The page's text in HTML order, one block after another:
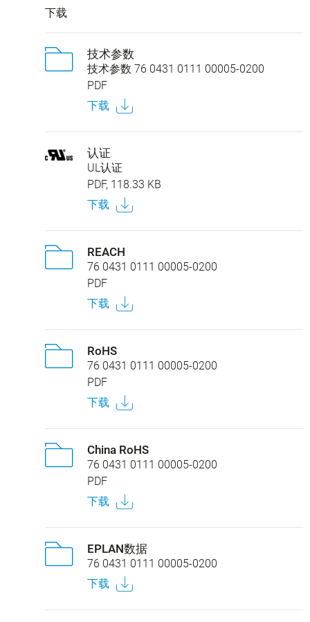
下载
技术参数
技术参数 76 0431 0111 00005-0200
PDF
下载
认证
UL认证
PDF, 118.33 KB
下载
REACH
76 0431 0111 00005-0200
PDF
下载
RoHS
76 0431 0111 00005-0200
PDF
下载
China RoHS
76 0431 0111 00005-0200
PDF
下载
EPLAN数据
76 0431 0111 00005-0200
下载